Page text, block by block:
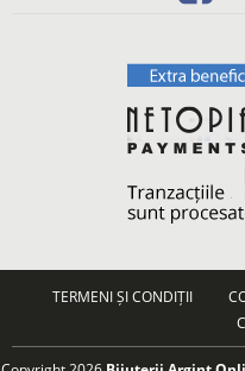
TERMENI ȘI CONDIȚII